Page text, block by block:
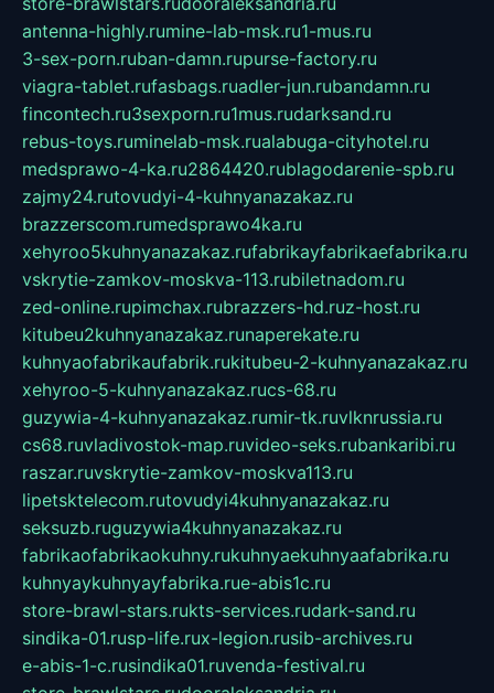
antenna-highly.rumine-lab-msk.ru1-mus.ru
3-sex-porn.ruban-damn.rupurse-factory.ru
viagra-tablet.rufasbags.ruadler-jun.rubandamn.ru
fincontech.ru3sexporn.ru1mus.rudarksand.ru
rebus-toys.ruminelab-msk.rualabuga-cityhotel.ru
medsprawo-4-ka.ru2864420.rublagodarenie-spb.ru
zajmy24.rutovudyi-4-kuhnyanazakaz.ru
brazzerscom.rumedsprawo4ka.ru
xehyroo5kuhnyanazakaz.rufabrikayfabrikaefabrika.ru
vskrytie-zamkov-moskva-113.rubiletnadom.ru
zed-online.rupimchax.rubrazzers-hd.ruz-host.ru
kitubeu2kuhnyanazakaz.runaperekate.ru
kuhnyaofabrikaufabrik.rukitubeu-2-kuhnyanazakaz.ru
xehyroo-5-kuhnyanazakaz.rucs-68.ru
guzywia-4-kuhnyanazakaz.rumir-tk.ruvlknrussia.ru
cs68.ruvladivostok-map.ruvideo-seks.rubankaribi.ru
raszar.ruvskrytie-zamkov-moskva113.ru
lipetsktelecom.rutovudyi4kuhnyanazakaz.ru
seksuzb.ruguzywia4kuhnyanazakaz.ru
fabrikaofabrikaokuhny.rukuhnyaekuhnyaafabrika.ru
kuhnyaykuhnyayfabrika.rue-abis1c.ru
store-brawl-stars.rukts-services.rudark-sand.ru
sindika-01.rusp-life.rux-legion.rusib-archives.ru
e-abis-1-c.rusindika01.ruvenda-festival.ru